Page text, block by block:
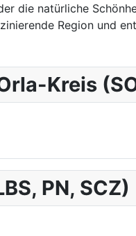
die natürliche
Region und
Kreis
PN, SCZ)